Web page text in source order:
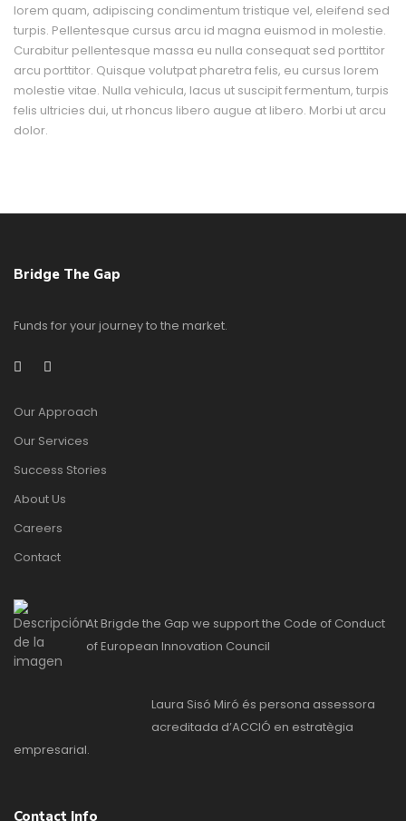
lorem quam, adipiscing condimentum tristique vel, eleifend sed
turpis. Pellentesque cursus arcu id magna euismod in molestie.
Curabitur pellentesque massa eu nulla consequat sed porttitor
arcu porttitor. Quisque volutpat pharetra felis, eu cursus lorem
molestie vitae. Nulla vehicula, lacus ut suscipit fermentum, turpis
felis ultricies dui, ut rhoncus libero augue at libero. Morbi ut arcu
dolor.
Bridge The Gap
Funds for your journey to the market.
Our Approach
Our Services
Success Stories
About Us
Careers
Contact
At Brigde the Gap we support the Code of Conduct
of European Innovation Council
Laura Sisó Miró és persona assessora
acreditada d’ACCIÓ en estratègia
empresarial.
Contact Info